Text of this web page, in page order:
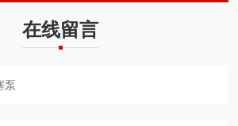
在线留言